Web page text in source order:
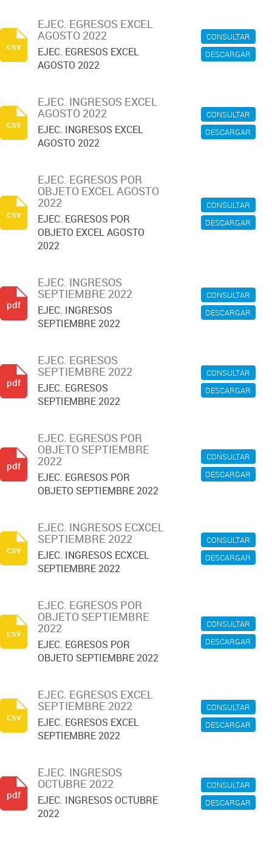
CONSULTAR
DESCARGAR
EJEC. EGRESOS EXCEL
AGOSTO 2022
EJEC. EGRESOS EXCEL
AGOSTO 2022
csv
CONSULTAR
DESCARGAR
EJEC. INGRESOS EXCEL
AGOSTO 2022
EJEC. INGRESOS EXCEL
AGOSTO 2022
csv
CONSULTAR
DESCARGAR
EJEC. EGRESOS POR
OBJETO EXCEL AGOSTO
2022
EJEC. EGRESOS POR
OBJETO EXCEL AGOSTO
2022
csv
CONSULTAR
DESCARGAR
EJEC. INGRESOS
SEPTIEMBRE 2022
EJEC. INGRESOS
SEPTIEMBRE 2022
pdf
CONSULTAR
DESCARGAR
EJEC. EGRESOS
SEPTIEMBRE 2022
EJEC. EGRESOS
SEPTIEMBRE 2022
pdf
CONSULTAR
DESCARGAR
EJEC. EGRESOS POR
OBJETO SEPTIEMBRE
2022
EJEC. EGRESOS POR
OBJETO SEPTIEMBRE 2022
pdf
CONSULTAR
DESCARGAR
EJEC. INGRESOS ECXCEL
SEPTIEMBRE 2022
EJEC. INGRESOS ECXCEL
SEPTIEMBRE 2022
csv
CONSULTAR
DESCARGAR
EJEC. EGRESOS POR
OBJETO SEPTIEMBRE
2022
EJEC. EGRESOS POR
OBJETO SEPTIEMBRE 2022
csv
CONSULTAR
DESCARGAR
EJEC. EGRESOS EXCEL
SEPTIEMBRE 2022
EJEC. EGRESOS EXCEL
SEPTIEMBRE 2022
csv
CONSULTAR
DESCARGAR
EJEC. INGRESOS
OCTUBRE 2022
EJEC. INGRESOS OCTUBRE
2022
pdf